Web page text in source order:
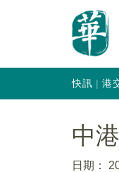
快訊 港
中
日期：